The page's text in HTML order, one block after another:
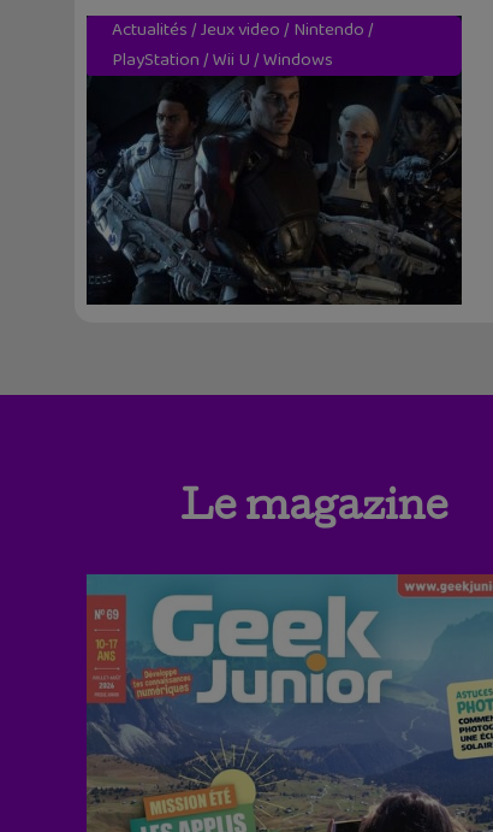
Actualités/Jeux video/ Nintendo/
PlayStation/Wii U/Windows
Le magazine